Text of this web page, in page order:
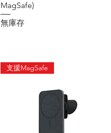
MagSafe)
無庫存
支援MagSafe